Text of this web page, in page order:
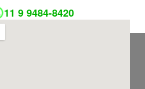
11 9 9484-8420